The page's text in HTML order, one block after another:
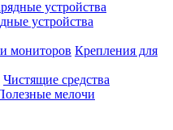
устройства
Крепления для
Чистящие средства
мелочи